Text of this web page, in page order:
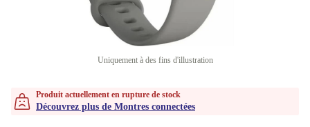
Uniquement à des fins d'illustration
Produit actuellement en rupture de stock
Découvrez plus de Montres connectées